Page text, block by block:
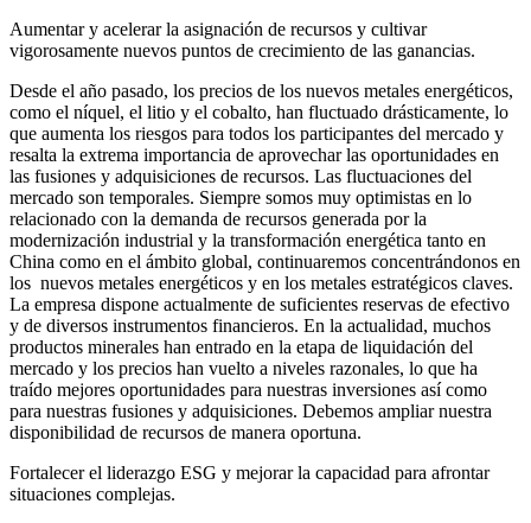
Aumentar y acelerar la asignación de recursos y cultivar
vigorosamente nuevos puntos de crecimiento de las ganancias.
Desde el año pasado, los precios de los nuevos metales energéticos,
como el níquel, el litio y el cobalto, han fluctuado drásticamente, lo
que aumenta los riesgos para todos los participantes del mercado y
resalta la extrema importancia de aprovechar las oportunidades en
las fusiones y adquisiciones de recursos. Las fluctuaciones del
mercado son temporales. Siempre somos muy optimistas en lo
relacionado con la demanda de recursos generada por la
modernización industrial y la transformación energética tanto en
China como en el ámbito global, continuaremos concentrándonos en
los nuevos metales energéticos y en los metales estratégicos claves.
La empresa dispone actualmente de suficientes reservas de efectivo
y de diversos instrumentos financieros. En la actualidad, muchos
productos minerales han entrado en la etapa de liquidación del
mercado y los precios han vuelto a niveles razonales, lo que ha
traído mejores oportunidades para nuestras inversiones así como
para nuestras fusiones y adquisiciones. Debemos ampliar nuestra
disponibilidad de recursos de manera oportuna.
Fortalecer el liderazgo ESG y mejorar la capacidad para afrontar
situaciones complejas.